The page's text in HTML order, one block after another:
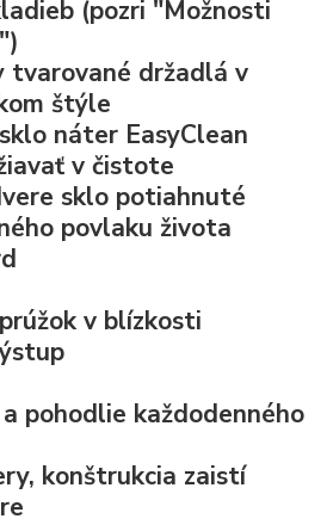
(pozri "Možnosti
tvarované držadlá v
štýle
sklo náter EasyClean
v čistote
sklo potiahnuté
povlaku života
v blízkosti
a pohodlie každodenného
konštrukcia zaistí